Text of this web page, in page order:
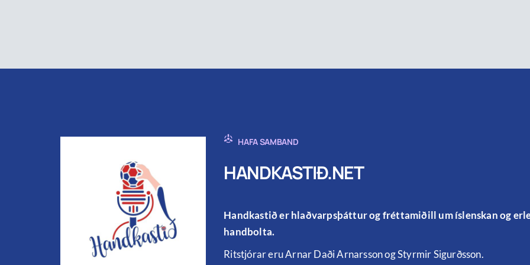
HAFA SAMBAND
HANDKASTIÐ.NET
Handkastið er hlaðvarpsþáttur og fréttamiðill um íslenskan og
handbolta.
Ritstjórar eru Arnar Daði Arnarsson og Styrmir Sigurðsson.